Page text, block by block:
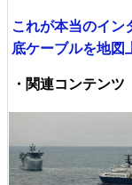
これが本当のイン
底ケーブルを地図
・関連コンテンツ